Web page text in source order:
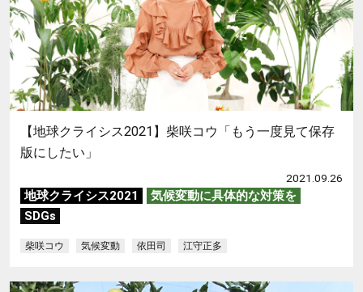
【地球クライシス2021】柴咲コウ「もう一度見て保存
版にしたい」
2021.09.26
地球クライシス2021
気候変動に具体的な対策を
SDGs
柴咲コウ 気候変動 依田司 江守正多